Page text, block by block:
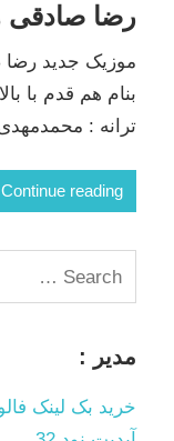
رضا صادقی
موزیک جدید
ترانه :
Continue reading
مدیر :
خرید بک لینک